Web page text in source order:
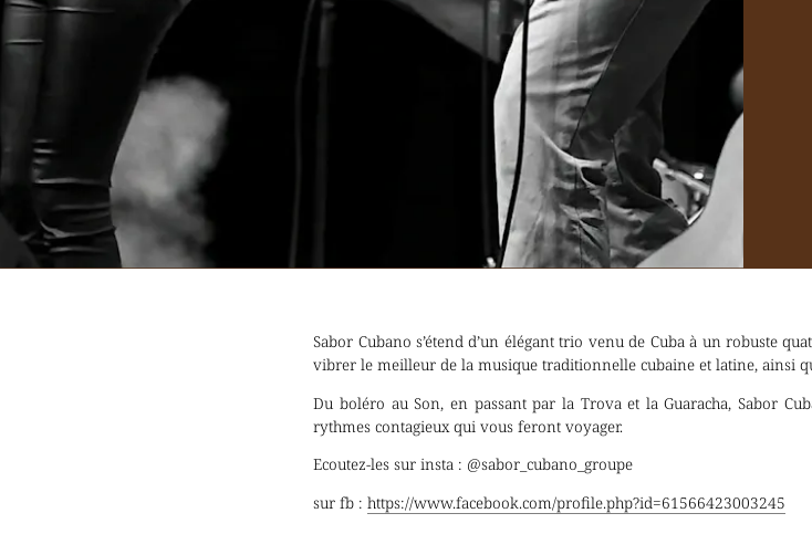
Sabor Cubano s’étend d’un élégant trio venu de Cuba à un robuste
vibrer le meilleur de la musique traditionnelle cubaine et latine, ainsi
Du boléro au Son, en passant par la Trova et la Guaracha, Sabor
rythmes contagieux qui vous feront voyager.
Ecoutez-les sur insta : @sabor_cubano_groupe
sur fb :https://www.facebook.com/profile.php?id=61566423003245